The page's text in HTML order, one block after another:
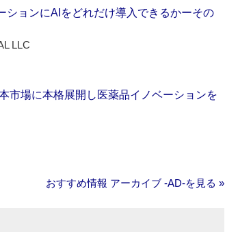
ションにAIをどれだけ導入できるかーその
LLC
市場に本格展開し医薬品イノベーションを
おすすめ情報 アーカイブ ‐AD‐を見る »